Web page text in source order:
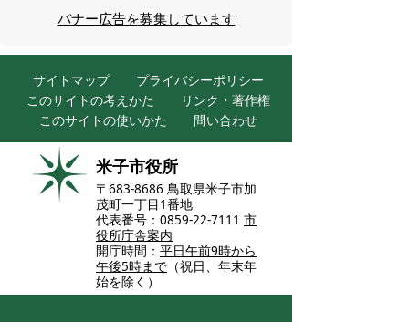
バナー広告を募集しています
サイトマップ
プライバシーポリシー
このサイトの考えかた
リンク・著作権
このサイトの使いかた
問い合わせ
米子市役所
〒683-8686 鳥取県米子市加
茂町一丁目1番地
代表番号：0859-22-7111 市
役所庁舎案内
開庁時間： 平日午前9時から
午後5時まで （祝日、年末年
始を除く）